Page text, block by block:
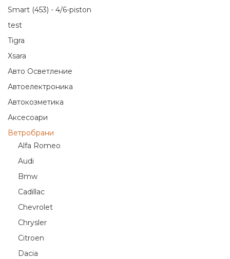
Smart (453) - 4/6-piston
test
Tigra
Xsara
Авто Осветление
Автоелектроника
Автокозметика
Аксесоари
Ветробрани
Alfa Romeo
Audi
Bmw
Cadillac
Chevrolet
Chrysler
Citroen
Dacia